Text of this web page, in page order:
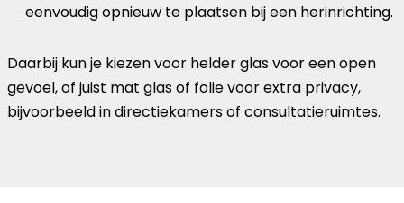
eenvoudig opnieuw te plaatsen bij een herinrichting.
Daarbij kun je kiezen voor helder glas voor een open
gevoel, of juist mat glas of folie voor extra privacy,
bijvoorbeeld in directiekamers of consultatieruimtes.